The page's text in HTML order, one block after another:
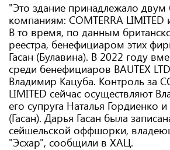
"Это здание принадлежало двум
компаниям: COMTERRA LIMITED
В то время, по данным
реестра, бенефициаром этих
Гасан (Булавина). В 2022 году
среди бенефициаров BAUTEX
Владимир Кацуба. Контроль за
LIMITED сейчас осуществляют
его супруга Наталья Гордиенко
(Гасан). Дарья Гасан была
сейшельской оффшорки,
"Эсхар", сообщили в ХАЦ.